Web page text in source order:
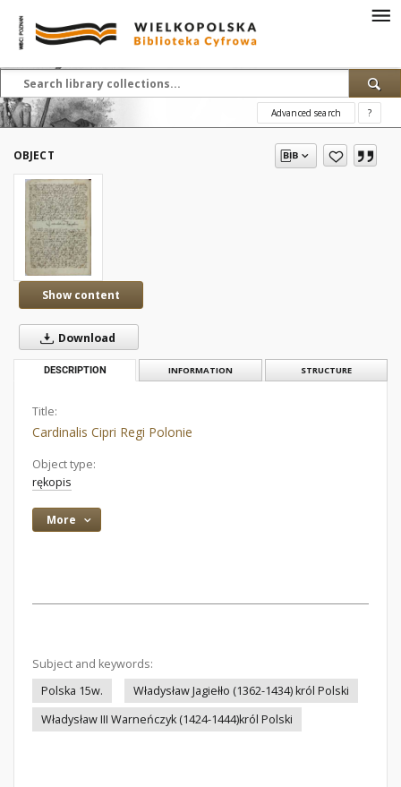
Advanced search ?
OBJECT
Show content
Download
DESCRIPTION INFORMATION STRUCTURE
Title:
Cardinalis Cipri Regi Polonie
Object type:
rękopis
More
Subject and keywords:
Polska 15w.
Władysław Jagiełło (1362-1434) król Polski
Władysław III Warneńczyk (1424-1444)król Polski